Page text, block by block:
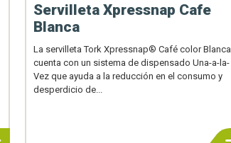
Servilleta Xpressnap Cafe
Blanca
La servilleta Tork Xpressnap® Café color Blanca
cuenta con un sistema de dispensado Una-a-la-
Vez que ayuda a la reducción en el consumo y
desperdicio de...